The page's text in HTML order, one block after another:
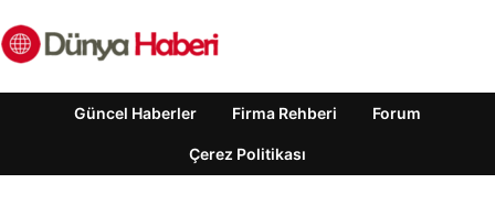
Güncel Haberler Firma Rehberi Forum
Çerez Politikası